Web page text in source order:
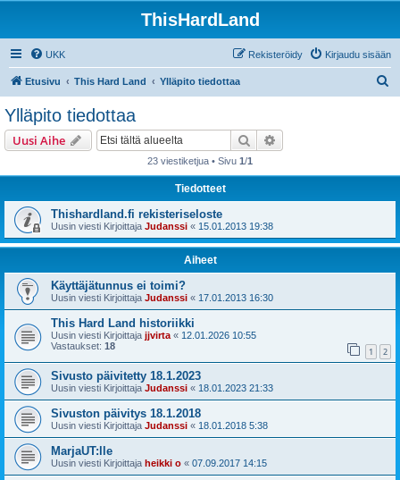
ThisHardLand
UKK Kirjaudu sisään
Rekisteröidy
Etusivu This Hard Land Ylläpito tiedottaa
Ylläpito tiedottaa
Uusi Aihe Etsi
23 viestiketjua • Sivu 1/1
Tiedotteet
Thishardland.fi rekisteriseloste
Uusin viesti Kirjoittaja Judanssi « 15.01.2013 19:38
Aiheet
Käyttäjätunnus ei toimi?
Uusin viesti Kirjoittaja Judanssi « 17.01.2013 16:30
This Hard Land historiikki
Uusin viesti Kirjoittaja jjvirta « 12.01.2026 10:55
Vastaukset: 18 1 2
Sivusto päivitetty 18.1.2023
Uusin viesti Kirjoittaja Judanssi « 18.01.2023 21:33
Sivuston päivitys 18.1.2018
Uusin viesti Kirjoittaja Judanssi « 18.01.2018 5:38
MarjaUT:lle
Uusin viesti Kirjoittaja heikki o « 07.09.2017 14:15